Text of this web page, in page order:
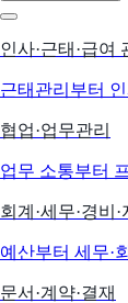
인사·근태·급여
근태관리부터
협업·업무관리
업무 소통부터
회계·세무·경비·
예산부터 세무·
문서·계약·결재